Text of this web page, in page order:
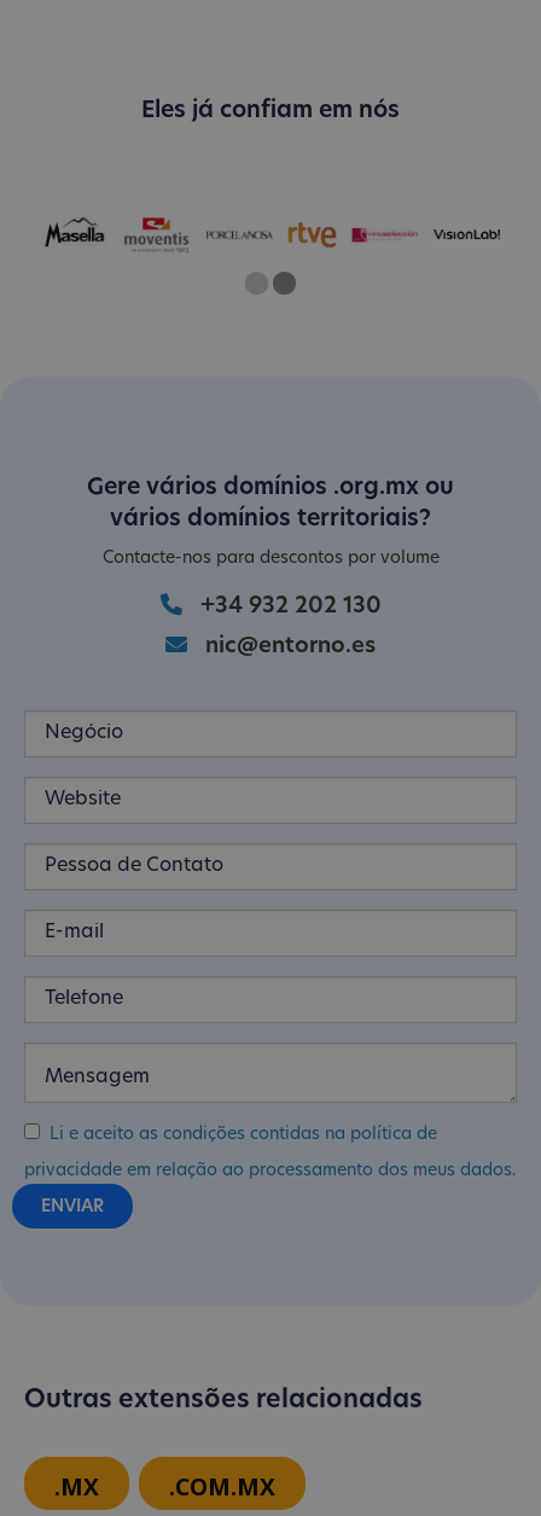
Eles já confiam em nós
OneTwo
Current Slide
Gere vários domínios .org.mx ou
vários domínios territoriais?
Contacte-nos para descontos por volume
+34 932 202 130
nic@entorno.es
Li e aceito as condições contidas na política de
privacidade em relação ao processamento dos meus dados.
Outras extensões relacionadas
.MX .COM.MX